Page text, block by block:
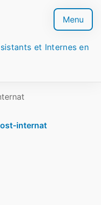
et Internes en
Menu
internat